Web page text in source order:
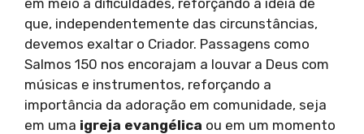
que, independentemente das circunstâncias,
devemos exaltar o Criador. Passagens como
Salmos 150 nos encorajam a louvar a Deus com
músicas e instrumentos, reforçando a
importância da adoração em comunidade, seja
em uma igreja evangélica ou em um momento